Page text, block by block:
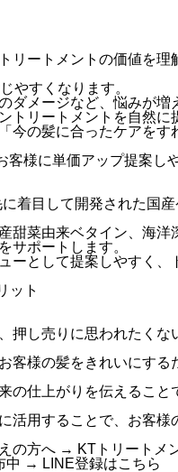
ートメントの価値を理
やすくなります。
メージなど、悩みが増
リートメントを自然に
今の髪に合ったケアをす
客様に単価アップ提案し
着目して開発された国
甜菜由来ベタイン、海洋
サポートします。
ーとして提案しやすく、
ット
し売りに思われたくな
客様の髪をきれいにする
の仕上がりを伝えること
活用することで、お客様
の方へ → KTトリートメ
中 → LINE登録はこちら